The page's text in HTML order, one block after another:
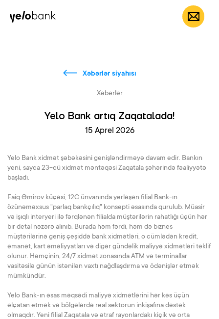
Fərdi Biznes AZ
Xəbərlər siyahısı
Xəbərlər
Yelo Bank artıq Zaqatalada!
15 Aprel 2026
Yelo Bank xidmət şəbəkəsini genişləndirməyə davam edir. Bankın
yeni, sayca 23-cü xidmət məntəqəsi Zaqatala şəhərində fəaliyyətə
başladı.
Faiq Əmirov küçəsi, 12C ünvanında yerləşən filial Bank-ın
özünəməxsus "parlaq bankçılıq" konsepti əsasında qurulub. Müasir
və işıqlı interyeri ilə fərqlənən filialda müştərilərin rahatlığı üçün hər
bir detal nəzərə alınıb. Burada həm fərdi, həm də biznes
müştərilərinə geniş çeşiddə bank xidmətləri, o cümlədən kredit,
əmanət, kart əməliyyatları və digər gündəlik maliyyə xidmətləri təklif
olunur. Həmçinin, 24/7 xidmət zonasında ATM və terminallar
vasitəsilə günün istənilən vaxtı nağdlaşdırma və ödənişlər etmək
mümkündür.
Yelo Bank-ın əsas məqsədi maliyyə xidmətlərini hər kəs üçün
əlçatan etmək və bölgələrdə real sektorun inkişafına dəstək
olmaqdır. Yeni filial Zaqatala və ətraf rayonlardakı kiçik və orta